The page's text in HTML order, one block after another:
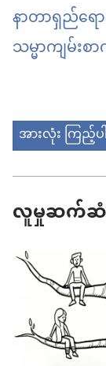
နာတာရှည်ရေ
သမ္မာကျမ်း
အားလုံး ကြည့်ပါ
လူမှုဆက်ဆံ